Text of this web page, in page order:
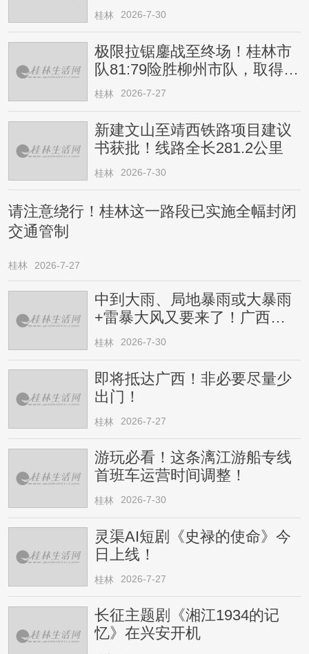
桂林 2026-7-30
极限拉锯鏖战至终场！桂林市
队81:79险胜柳州市队，取得四
连胜
桂林 2026-7-27
新建文山至靖西铁路项目建议
书获批！线路全长281.2公里
桂林 2026-7-30
请注意绕行！桂林这一路段已实施全幅封闭
交通管制
桂林 2026-7-27
中到大雨、局地暴雨或大暴雨
+雷暴大风又要来了！广西人
请注意
桂林 2026-7-30
即将抵达广西！非必要尽量少
出门！
桂林 2026-7-27
游玩必看！这条漓江游船专线
首班车运营时间调整！
桂林 2026-7-30
灵渠AI短剧《史禄的使命》今
日上线！
桂林 2026-7-27
长征主题剧《湘江1934的记
忆》在兴安开机